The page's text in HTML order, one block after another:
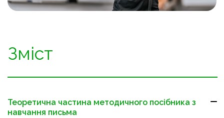
Зміст
Теоретична частина методичного посібника з
навчання письма